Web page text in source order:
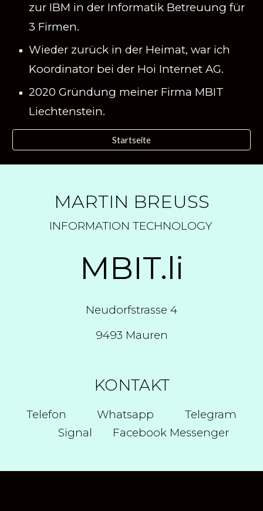
zur IBM in der Informatik Betreuung für
3 Firmen.
Wieder zurück in der Heimat, war ich
Koordinator bei der Hoi Internet AG.
2020 Gründung meiner Firma MBIT
Liechtenstein.
Startseite
MARTIN BREUSS
INFORMATION TECHNOLOGY
MBIT.li
Neudorfstrasse 4
9493 Mauren
KONTAKT
Telefon Whatsapp
Telegram
Signal Facebook Messenger